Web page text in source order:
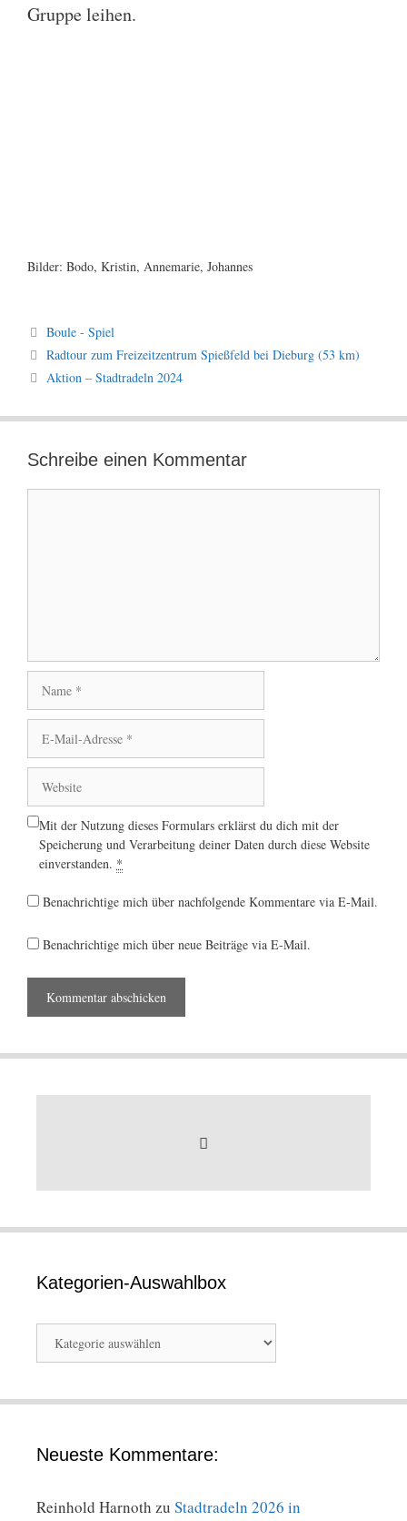
Gruppe leihen.
Bilder: Bodo, Kristin, Annemarie, Johannes
Kategorien
Boule - Spiel
Radtour zum Freizeitzentrum Spießfeld bei Dieburg (53 km)
Aktion – Stadtradeln 2024
Schreibe einen Kommentar
Mail-
Adresse
Mit der Nutzung dieses Formulars erklärst du dich mit der
Speicherung und Verarbeitung deiner Daten durch diese Website
einverstanden. *
Benachrichtige mich über nachfolgende Kommentare via E-Mail.
Benachrichtige mich über neue Beiträge via E-Mail.
Kategorien-Auswahlbox
Kategorien-
Auswahlbox
Neueste Kommentare:
Reinhold Harnoth zu Stadtradeln 2026 in